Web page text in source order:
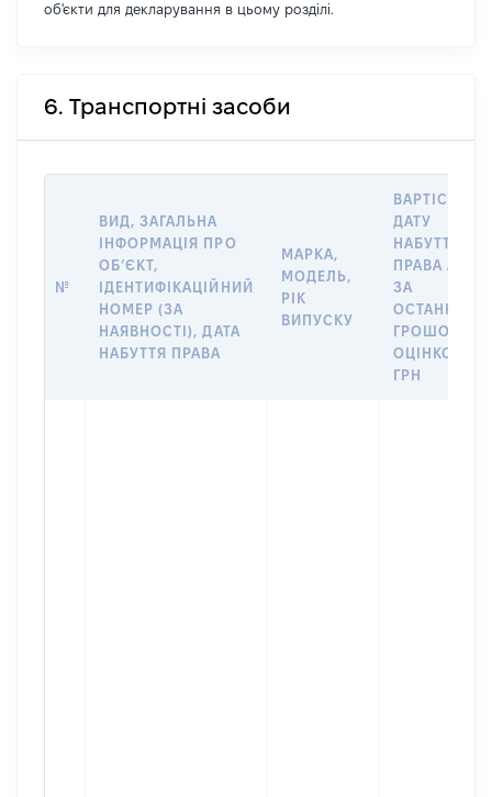
об'єкти для декларування в цьому розділі.
6. Транспортні засоби
№
ВИД, ЗАГАЛЬНА
ІНФОРМАЦІЯ ПРО
ОБʼЄКТ,
ІДЕНТИФІКАЦІЙНИЙ
НОМЕР (ЗА
НАЯВНОСТІ), ДАТА
НАБУТТЯ ПРАВА
МАРКА,
МОДЕЛЬ,
РІК
ВИПУСКУ
ВАРТІСТЬ НА
ДАТУ
НАБУТТЯ
ПРАВА АБО
ЗА
ГРОШОВОЮ
ОЦІНКОЮ,
ГРН